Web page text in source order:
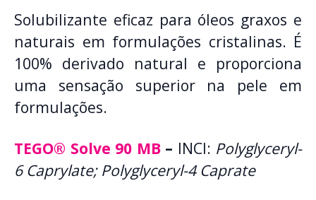
Solubilizante eficaz para óleos graxos e
naturais em formulações cristalinas. É
100% derivado natural e proporciona
uma sensação superior na pele em
formulações.
TEGO® Solve 90 MB– INCI: Polyglyceryl-
6 Caprylate; Polyglyceryl-4 Caprate